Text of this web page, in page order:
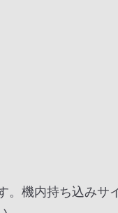
機内持ち込みサ